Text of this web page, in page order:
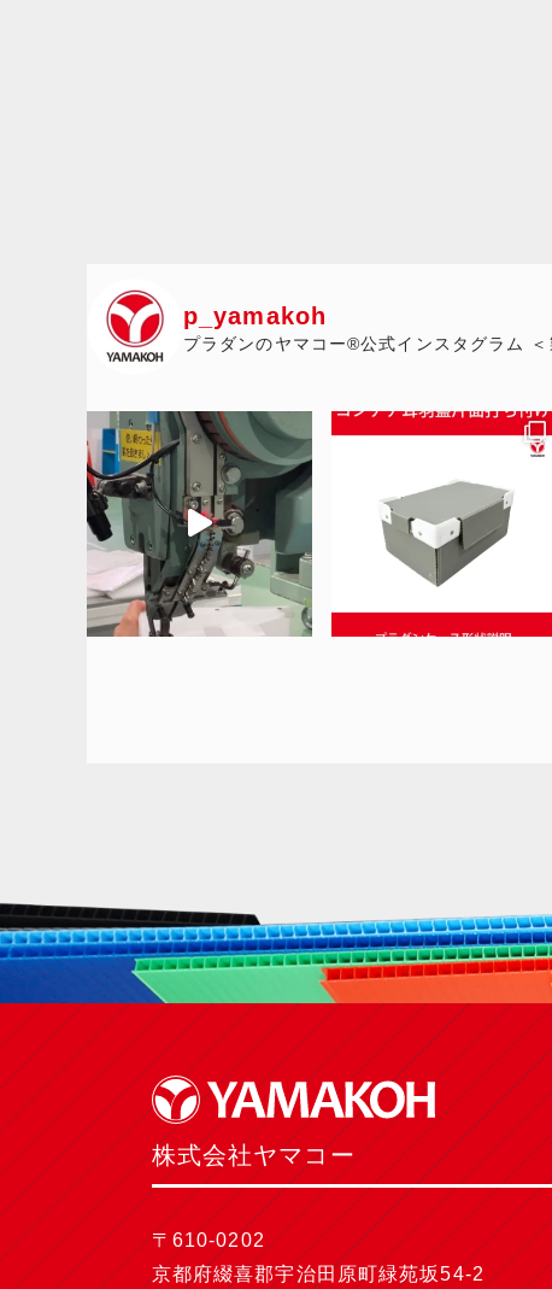
p_yamakoh
プラダンのヤマコー®公式インスタグラム
株式会社ヤマコー
〒610-0202
京都府綴喜郡宇治田原町緑苑坂54-2